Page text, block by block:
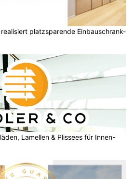
platzsparende Einbauschrank-
Lamellen & Plissees für Innen-